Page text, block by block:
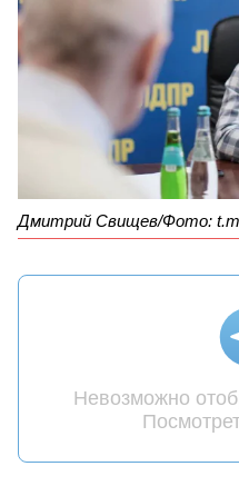
Дмитрий Свищев/Фото:
Невозможно